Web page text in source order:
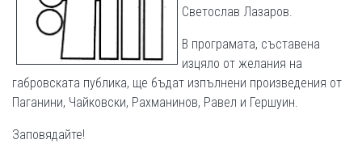
Светослав Лазаров.
В програмата, съставена
изцяло от желания на
габровската публика, ще бъдат изпълнени произведения от
Паганини, Чайковски, Рахманинов, Равел и Гершуин.
Заповядайте!